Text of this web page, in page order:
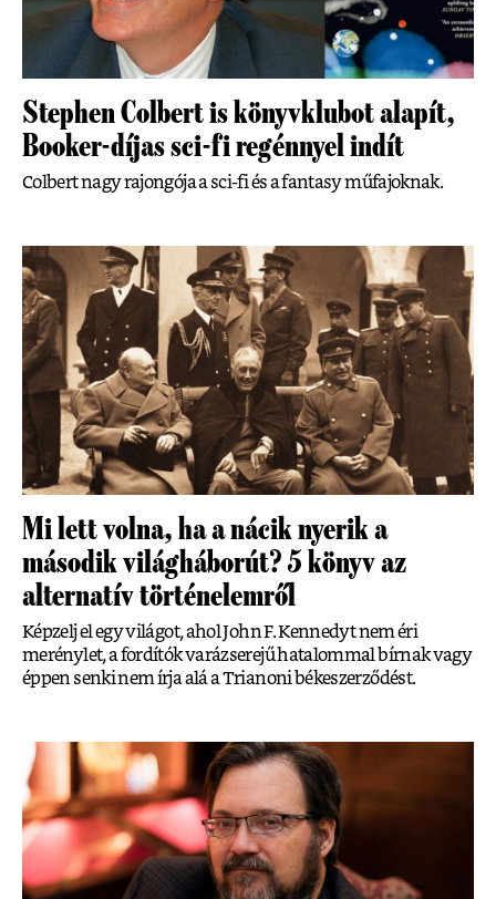
Stephen Colbert is könyvklubot alapít,
Booker-díjas sci-fi regénnyel indít
Colbert nagy rajongója a sci-fi és a fantasy műfajoknak.
Mi lett volna, ha a nácik nyerik a
második világháborút? 5 könyv az
alternatív történelemről
Képzelj el egy világot, ahol John F. Kennedyt nem éri
merénylet, a fordítók varázserejű hatalommal bírnak vagy
éppen senki nem írja alá a Trianoni békeszerződést.